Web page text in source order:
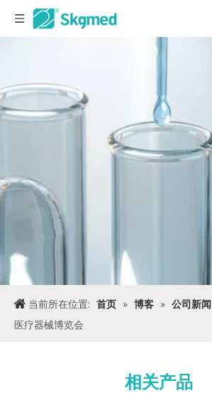
当前所在位置: 首页 » 博客 » 公司新闻
医疗器械博览会
相关产品